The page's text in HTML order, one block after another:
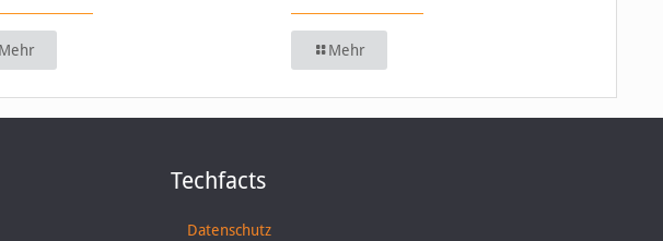
Mehr Mehr
Techfacts
Datenschutz